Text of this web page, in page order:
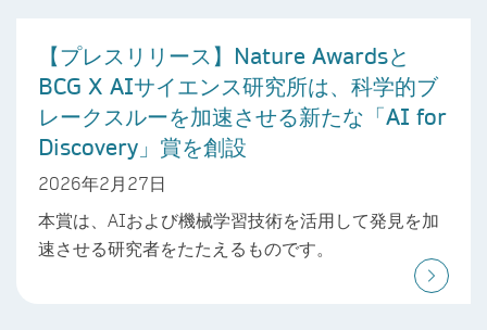
【プレスリリース】Nature Awardsと
BCG X AIサイエンス研究所は、科学的ブ
レークスルーを加速させる新たな「AI for
Discovery」賞を創設
2026年2月27日
本賞は、AIおよび機械学習技術を活用して発見を加
速させる研究者をたたえるものです。